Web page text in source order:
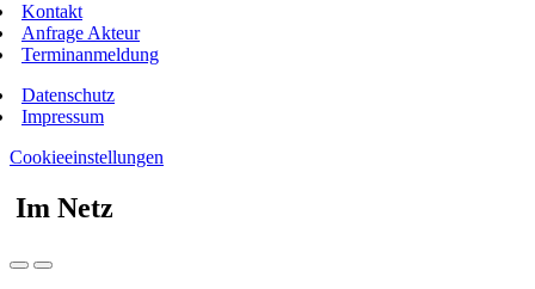
Kontakt
Anfrage Akteur
Terminanmeldung
Datenschutz
Impressum
Cookieeinstellungen
Im Netz